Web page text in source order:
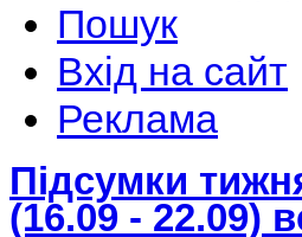
Пошук
Вхід на сайт
Реклама
Підсумки
(16.09 - 22.09)